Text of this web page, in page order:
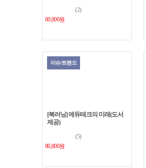
(2)
60,000원
이슈/트렌드
[북러닝] 에듀테크의 미래(도서
제공)
(5)
80,000원